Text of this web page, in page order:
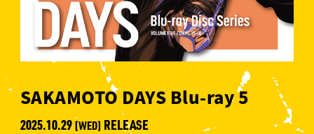
SAKAMOTO DAYS Blu-ray 5
2025.10.29[WED] RELEASE